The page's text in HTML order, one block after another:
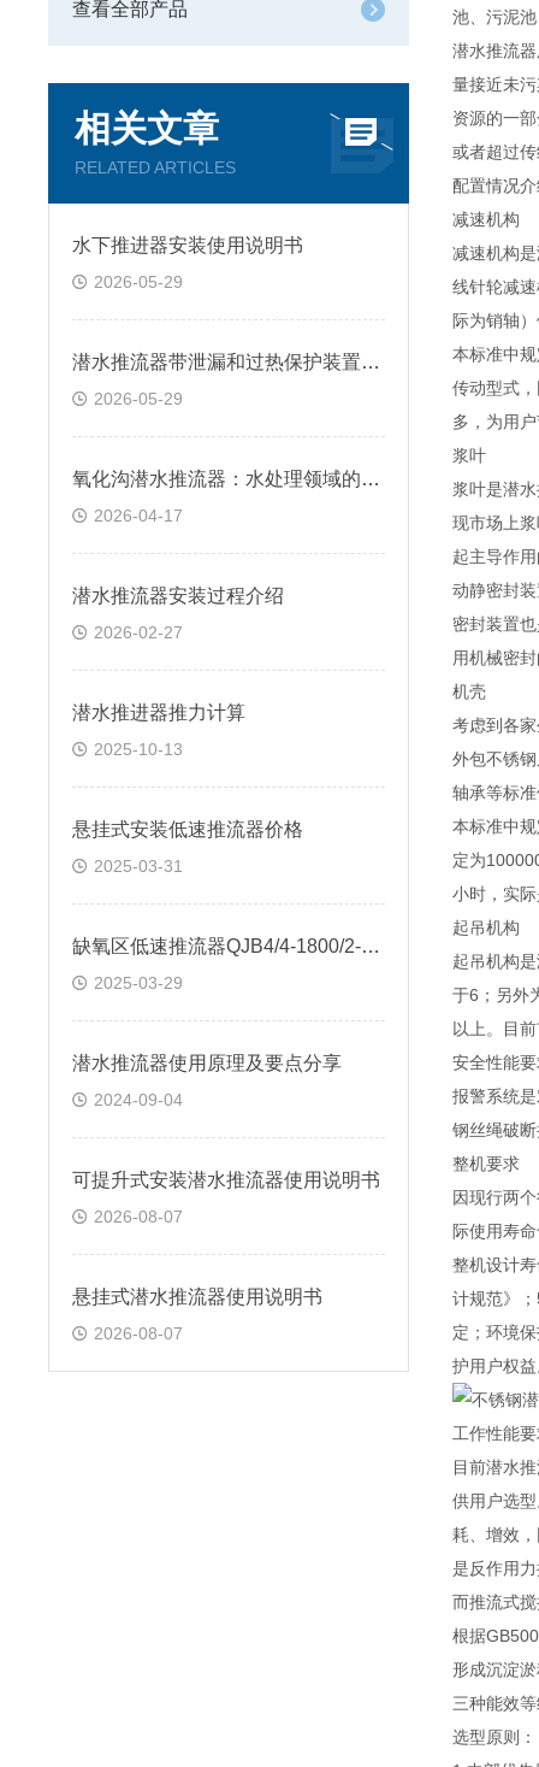
查看全部产品
相关文章
RELATED ARTICLES
水下推进器安装使用说明书
2026-05-29
潜水推流器带泄漏和过热保护装置作用是什么
2026-05-29
氧化沟潜水推流器：水处理领域的多功能助力
2026-04-17
潜水推流器安装过程介绍
2026-02-27
潜水推进器推力计算
2025-10-13
悬挂式安装低速推流器价格
2025-03-31
缺氧区低速推流器QJB4/4-1800/2-56/P
2025-03-29
潜水推流器使用原理及要点分享
2024-09-04
可提升式安装潜水推流器使用说明书
2026-08-07
悬挂式潜水推流器使用说明书
2026-08-07
池、污泥
潜水推流
量接近未
资源的一
或者超过
配置情况
减速机构
减速机构
线针轮减
际为销轴
本标准中
传动型式
多，为用
浆叶
浆叶是潜
现市场上
起主导作
动静密封
密封装置
用机械密
机壳
考虑到各
外包不锈
轴承等标
本标准中
定为
小时，实
起吊机构
起吊机构
于6；另外
以上。目
安全性能
报警系统
钢丝绳破
整机要求
因现行两
际使用寿
整机设计
计规范》
定；环境
护用户权
工作性能
目前潜水
供用户选
耗、增效
是反作用
而推流式
根据
形成沉淀
三种能效
选型原则：